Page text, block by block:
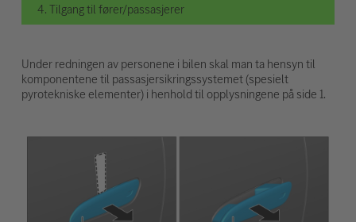
4. Tilgang til fører/passasjerer
Under redningen av personene i bilen skal man ta hensyn til
komponentene til passasjersikringssystemet (spesielt
pyrotekniske elementer) i henhold til opplysningene på side 1.